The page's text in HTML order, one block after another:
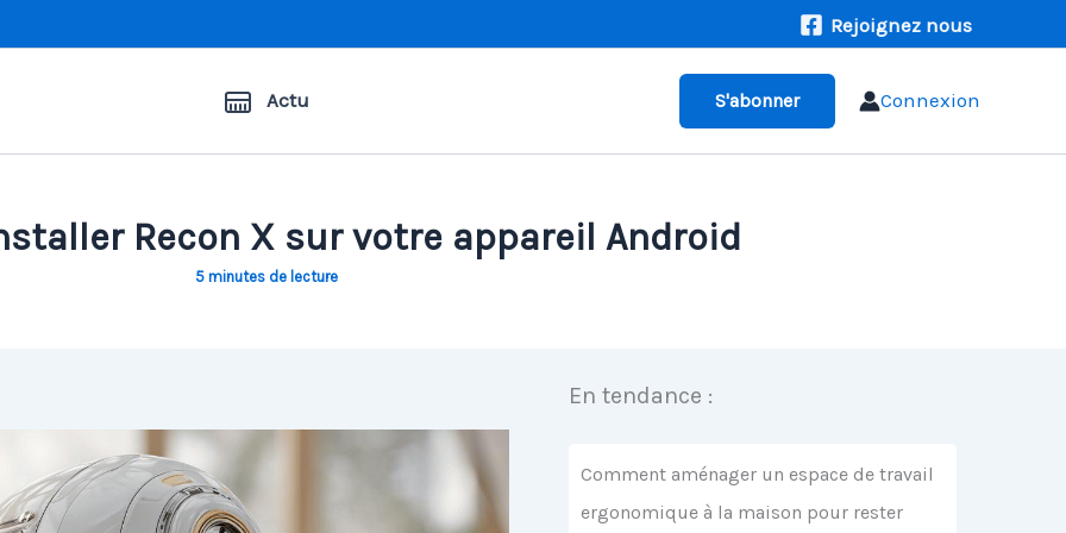
Rejoignez nous
Actu S'abonner Connexion
Recon X sur votre appareil Android
5 minutes de lecture
En tendance :
Comment aménager un espace de travail
ergonomique à la maison pour rester